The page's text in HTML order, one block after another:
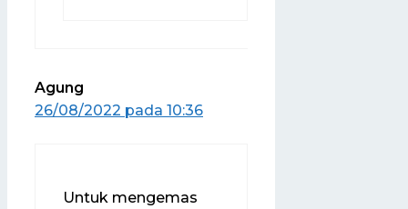
Agung
26/08/2022 pada 10:36
Untuk mengemas